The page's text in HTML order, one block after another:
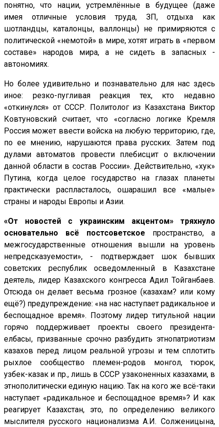
понятно, что нации, устремлённые в будущее (даже
имея отличные условия труда, ЗП, отдыха как
шотландцы, каталонцы, валлонцы) не примиряются с
политической «немотой» в мире, хотят играть в «первом
составе» народов мира, а не сидеть в запасных -
автономиях.
Но более удивительно и познавательно для нас здесь
иное: резко-пугливая реакция тех, кто недавно
«откинулся» от СССР. Политолог из Казахстана Виктор
Ковтуновский считает, что «согласно логике Кремля
Россия может ввести войска на любую территорию, где,
по ее мнению, нарушаются права русских. Затем под
дулами автоматов провести плебисцит о включении
данной области в состав России». Действительно, «хук»
Путина, когда целое государство на глазах планеты
практически распласталось, ошарашил все «малые»
страны и народы Европы и Азии.
«От новостей с украинским акцентом» тряхнуло
основательно всё постсоветское пространство, а
межгосударственные отношения вышли на уровень
непредсказуемости», - подтверждает шок бывших
советских республик осведомленный в Казахстане
деятель, лидер Казахского конгресса Адил Тойганбаев.
Отсюда он делает весьма грозное (казахам? или кому
ещё?) предупреждение: «на нас наступает радикальное и
беспощадное время». Поэтому лидер титульной нации
горячо поддерживает проекты своего президента-
елбасы, призванные срочно разбудить этнопатриотизм
казахов перед лицом реальной угрозы и тем сплотить
рыхлое сообщество племен-родов монгол, тюрок,
узбек-казак и пр., лишь в СССР узаконенных казахами, в
этнополитически единую нацию. Так на кого же всё-таки
наступает «радикальное и беспощадное время»? И как
реагирует Казахстан, это, по определению великого
мыслителя русского национализма А.И. Солженицына,